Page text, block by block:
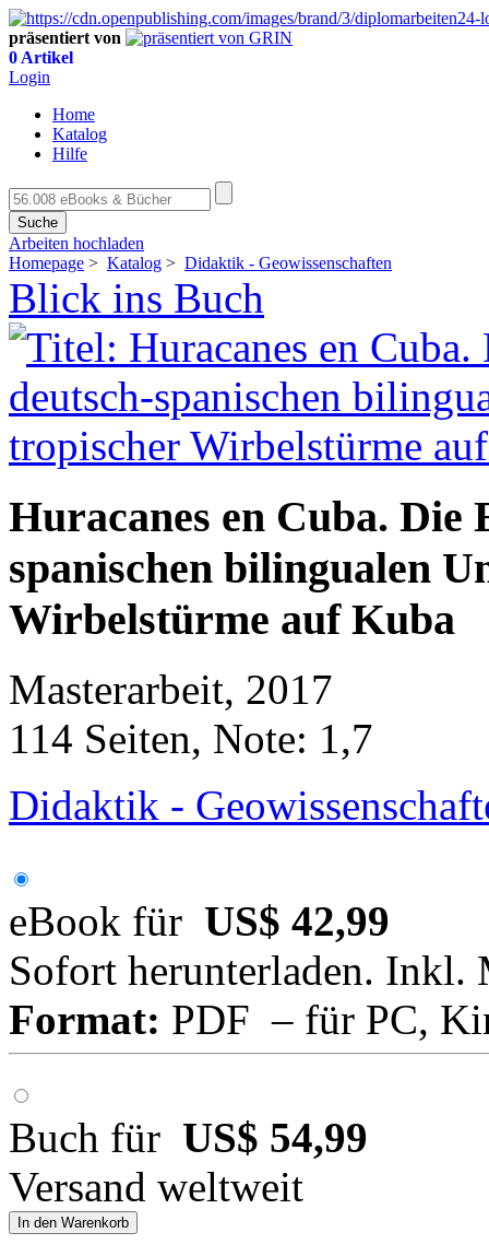
präsentiert von
0 Artikel
Login
Home
Katalog
Hilfe
Suche
Arbeiten hochladen
Homepage > Katalog > Didaktik - Geowissenschaften
Blick ins Buch
Huracanes en Cuba.
spanischen bilingualen
Wirbelstürme auf Kuba
Masterarbeit, 2017
114 Seiten, Note: 1,7
Didaktik -
eBook für US$ 42,99
Sofort herunterladen. Inkl.
Format: PDF – für PC,
Buch für US$ 54,99
Versand weltweit
In den Warenkorb